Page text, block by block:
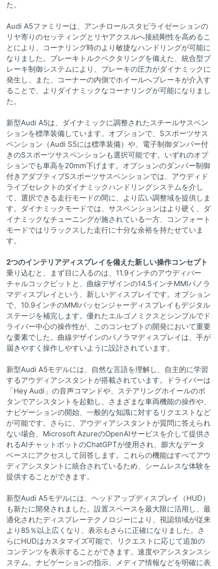
た。
Audi A5ファミリーは、アンチロールスタビライゼーションの
リヤ寄りのセッティングとリヤアクスルへ接続剛性を高めるこ
とにより、コーナリング時のより敏捷なハンドリングが可能に
なりました。ブレーキトルクベクタリングを備えた、統合型ブ
レーキ制御システムにより、ブレーキの圧力がダイナミックに
発生し、また、コーナーの内側でホイールへブレーキが介入す
ることで、よりダイナミックなコーナリングが可能になりまし
た。
新型Audi A5は、ダイナミックに調整されたスチールサスペン
ションを標準装備しています。オプションで、Sスポーツサス
ペンション（Audi S5には標準装備）や、電子制御ダンパー付
きのSスポーツサスペンションも選択可能です。いずれのオプ
ションでも車高を20mm下げます。オプションのダンパー制御
付きアダプティブSスポーツサスペンションでは、アウディド
ライブセレクトのダイナミックハンドリングシステムを介し
て、選択できる走行モードの間に、より広い調整域を提供しま
す。ダイナミックモードでは、サスペンションはより硬く、ダ
イナミックなチューニングが施されている一方、コンフォート
モードではリラックスした走行に十分な余裕を持たせていま
す。
2つのインテリアディスプレイを備えた新しい操作コンセプト
乗り込むと、まず目に入るのは、11.9インチのアウディバー
チャルコックピットと、曲線デザインの14.5インチMMIパノラ
マディスプレイという、新しいディスプレイです。オプション
で、10.9インチのMMIパッセンジャーディスプレイもデジタル
ステージを補完します。優れたエルゴノミクスとシンプルでド
ライバー中心の操作性が、このコンセプトの開発において重要
な要素でした。曲線デザインのパノラマディスプレイは、手が
届きやすく操作しやすいように設計されています。
新型Audi A5モデルには、自然な言語を理解し、自主的に学習
するアウディアシスタントが搭載されています。ドライバーは
「Hey Audi」の音声コマンドや、ステアリングホイールのボ
タンでアシスタントを起動し、さまざまな車両機能の操作や、
ナビゲーションの開始、一般的な知識に対するリクエストなど
が可能です。さらに、アウディアシスタントが質問に答えられ
ない場合、Microsoft AzureのOpenAIサービスを介して提供さ
れるAIチャットボットのChatGPTが使用され、膨大なデータ
ベースにアクセスして回答します。これらの機能はすべてアウ
ディアシスタントに統合されているため、シームレスな体験を
提供することができます。
新型Audi A5モデルには、ヘッドアップディスプレイ（HUD）
も新たに開発されました。設置スペースを最大限に活用し、最
適化されたディスプレーテクノロジーにより、視認領域が従来
より85％以上広くなり、表示もさらに正確になりました。さ
らにHUDはカスタマイズ可能で、リクエストに応じて追加の
コンテンツを表示することができます。速度やアシスタンスシ
ステム、ナビゲーションの指示、メディア情報などを明確に表